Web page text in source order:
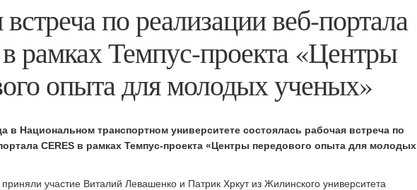
встреча по реализации веб-портала
рамках Темпус-проекта «Центры
опыта для молодых ученых»
в Национальном транспортном университете состоялась рабочая встреча по
CERES в рамках Темпус-проекта «Центры передового опыта для молодых
участие Виталий Левашенко и Патрик Хркут из Жилинского университета